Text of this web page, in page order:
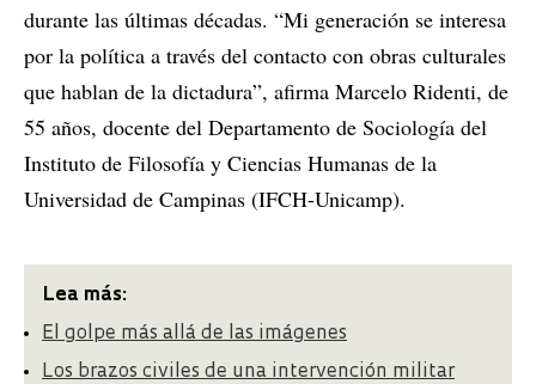
durante las últimas décadas. “Mi generación se interesa
por la política a través del contacto con obras culturales
que hablan de la dictadura”, afirma Marcelo Ridenti, de
55 años, docente del Departamento de Sociología del
Instituto de Filosofía y Ciencias Humanas de la
Universidad de Campinas (IFCH-Unicamp).
Lea más:
El golpe más allá de las imágenes
Los brazos civiles de una intervención militar